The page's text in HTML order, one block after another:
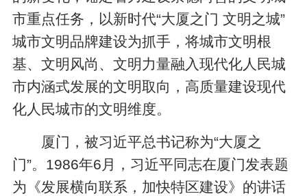
市重点任务，以新时代“大厦之门 文明之城”
城市文明品牌建设为抓手，将城市文明根
基、文明风尚、文明力量融入现代化人民城
市内涵式发展的文明取向，高质量建设现代
化人民城市的文明维度。
厦门，被习近平总书记称为“大厦之
门”。1986年6月，习近平同志在厦门发表题
为《发展横向联系，加快特区建设》的讲话